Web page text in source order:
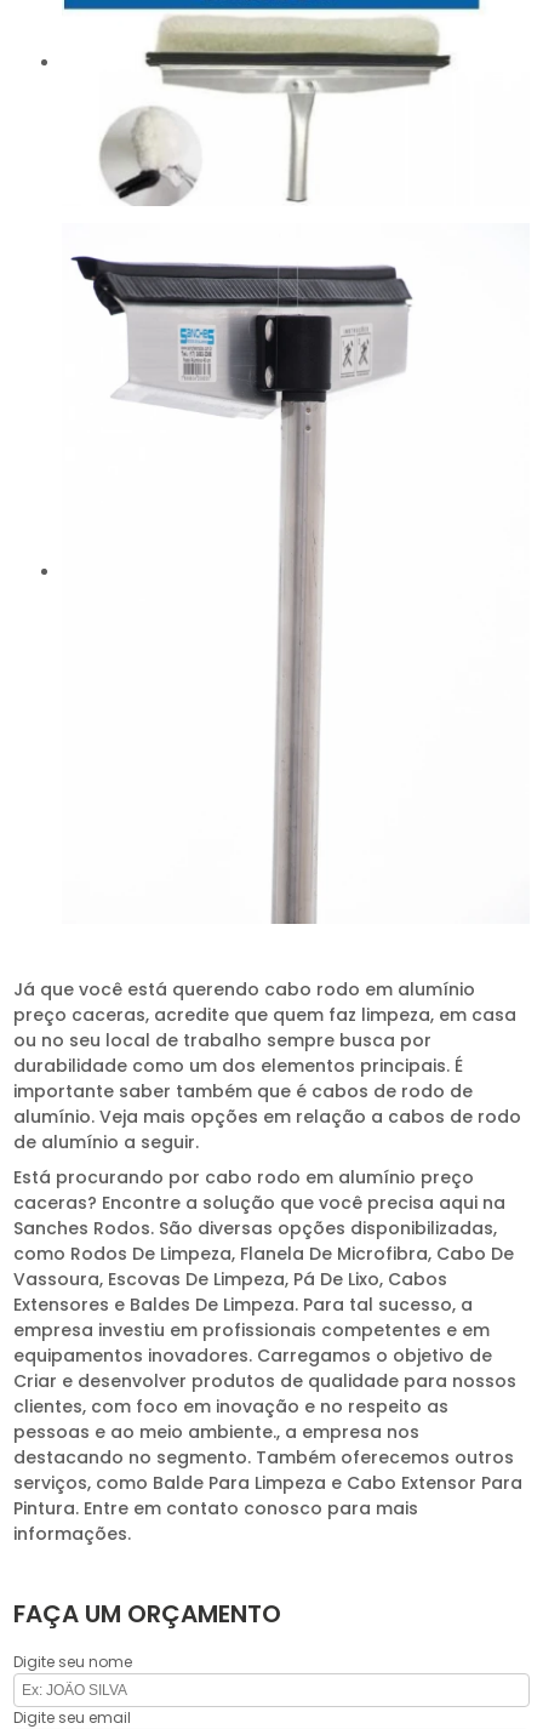
Já que você está querendo cabo rodo em alumínio
preço caceras, acredite que quem faz limpeza, em casa
ou no seu local de trabalho sempre busca por
durabilidade como um dos elementos principais. É
importante saber também que é cabos de rodo de
alumínio. Veja mais opções em relação a cabos de rodo
de alumínio a seguir.
Está procurando por cabo rodo em alumínio preço
caceras? Encontre a solução que você precisa aqui na
Sanches Rodos. São diversas opções disponibilizadas,
como Rodos De Limpeza, Flanela De Microfibra, Cabo De
Vassoura, Escovas De Limpeza, Pá De Lixo, Cabos
Extensores e Baldes De Limpeza. Para tal sucesso, a
empresa investiu em profissionais competentes e em
equipamentos inovadores. Carregamos o objetivo de
Criar e desenvolver produtos de qualidade para nossos
clientes, com foco em inovação e no respeito as
pessoas e ao meio ambiente., a empresa nos
destacando no segmento. Também oferecemos outros
serviços, como Balde Para Limpeza e Cabo Extensor Para
Pintura. Entre em contato conosco para mais
informações.
FAÇA UM ORÇAMENTO
Digite seu nome
Digite seu email